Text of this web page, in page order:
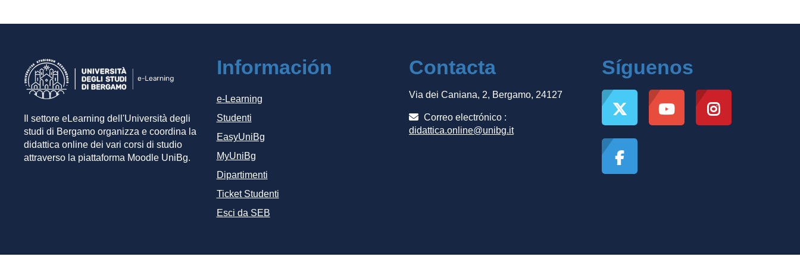
Il settore eLearning dell'Università degli
studi di Bergamo organizza e coordina la
didattica online dei vari corsi di studio
attraverso la piattaforma Moodle UniBg.
Información
e-Learning
Studenti
EasyUniBg
MyUniBg
Dipartimenti
Ticket Studenti
Esci da SEB
Contacta
Via dei Caniana, 2, Bergamo, 24127
Correo electrónico :
didattica.online@unibg.it
Síguenos